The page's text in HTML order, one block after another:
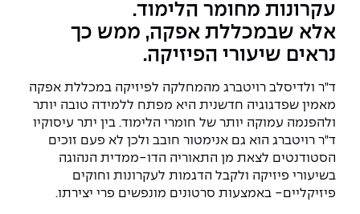
עקרונות מחומר הלימוד.
אלא שבמכללת אפקה, ממש כך
נראים שיעורי הפיזיקה.
ד"ר ולדיסלב רויטברג מהמחלקה לפיזיקה במכללת אפקה
מאמין שפדגוגיה חדשנית היא מפתח ללמידה טובה יותר
ולהפנמה עמוקה יותר של חומרי הלימוד. בין יתר עיסוקיו
ד"ר רויטברג הוא גם אנימטור חובב ולכן לא פעם זוכים
הסטודנטים לצאת מן התאוריה הדו-ממדית הנהוגה
בשיעורי פיזיקה ולקבל הדגמות לעקרונות וחוקים
פיזיקליים- באמצעות סרטונים מונפשים פרי יצירתו.
הצהרת נגישות
לעבוד באפקה
צור קשר
חדשות אפקה
הנדסת אנרגיה והספק
הנדסה וניהול
הנדסה רפואית
מערכות תבוניות AI
מעבדות
ספרייה
מעטפת תמיכה למשרתות ולמשרתים
מעטפת חוסן
מידע למועמד תואר שני
הרשמה און ליין
מלגות ע״ב נתוני קבלה
תנאי קבלה - הנדסה
המרכז להנדסת חומרים ותהליכים
מרכז ICSGen.AI
כנסים
Skills & Tech
כנסי פיתוח הון אנושי לאומי בהנדסה